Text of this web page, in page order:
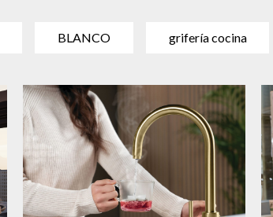
BLANCO grifería cocina